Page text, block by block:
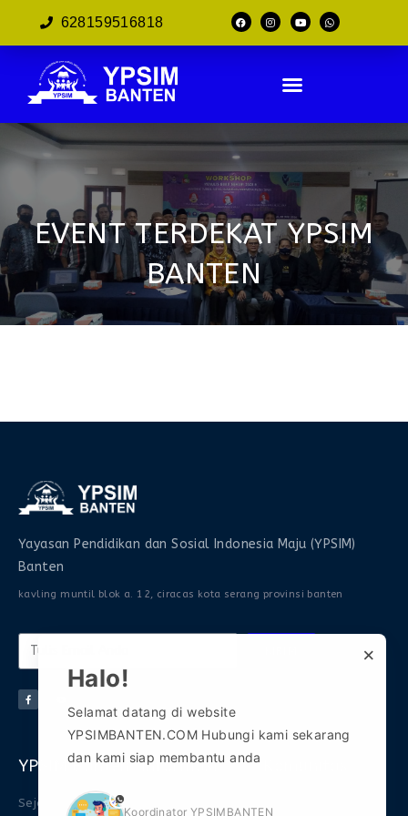
628159516818
EVENT TERDEKAT YPSIM
BANTEN
Yayasan Pendidikan dan Sosial Indonesia Maju (YPSIM)
Banten
kavling muntil blok a. 12, ciracas kota serang provinsi banten
YPSIM Banten
Sejarah
Informasi
×
Halo!
Selamat datang di website
YPSIMBANTEN.COM Hubungi kami sekarang
dan kami siap membantu anda
phone
Koordinator YPSIMBANTEN